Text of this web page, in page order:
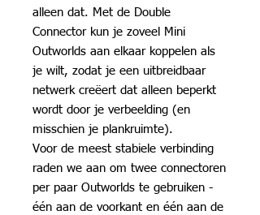
alleen dat. Met de Double
Connector kun je zoveel Mini
Outworlds aan elkaar koppelen als
je wilt, zodat je een uitbreidbaar
netwerk creëert dat alleen beperkt
wordt door je verbeelding (en
misschien je plankruimte).
Voor de meest stabiele verbinding
raden we aan om twee connectoren
per paar Outworlds te gebruiken -
één aan de voorkant en één aan de